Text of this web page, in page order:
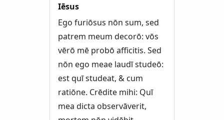
Iēsus
Ego furiōsus nōn sum, sed
patrem meum decorō: vōs
vērō mē probō afficitis. Sed
nōn ego meae laudī studeō:
est quī studeat, & cum
ratiōne. Crēdite mihi: Quī
mea dicta observāverit,